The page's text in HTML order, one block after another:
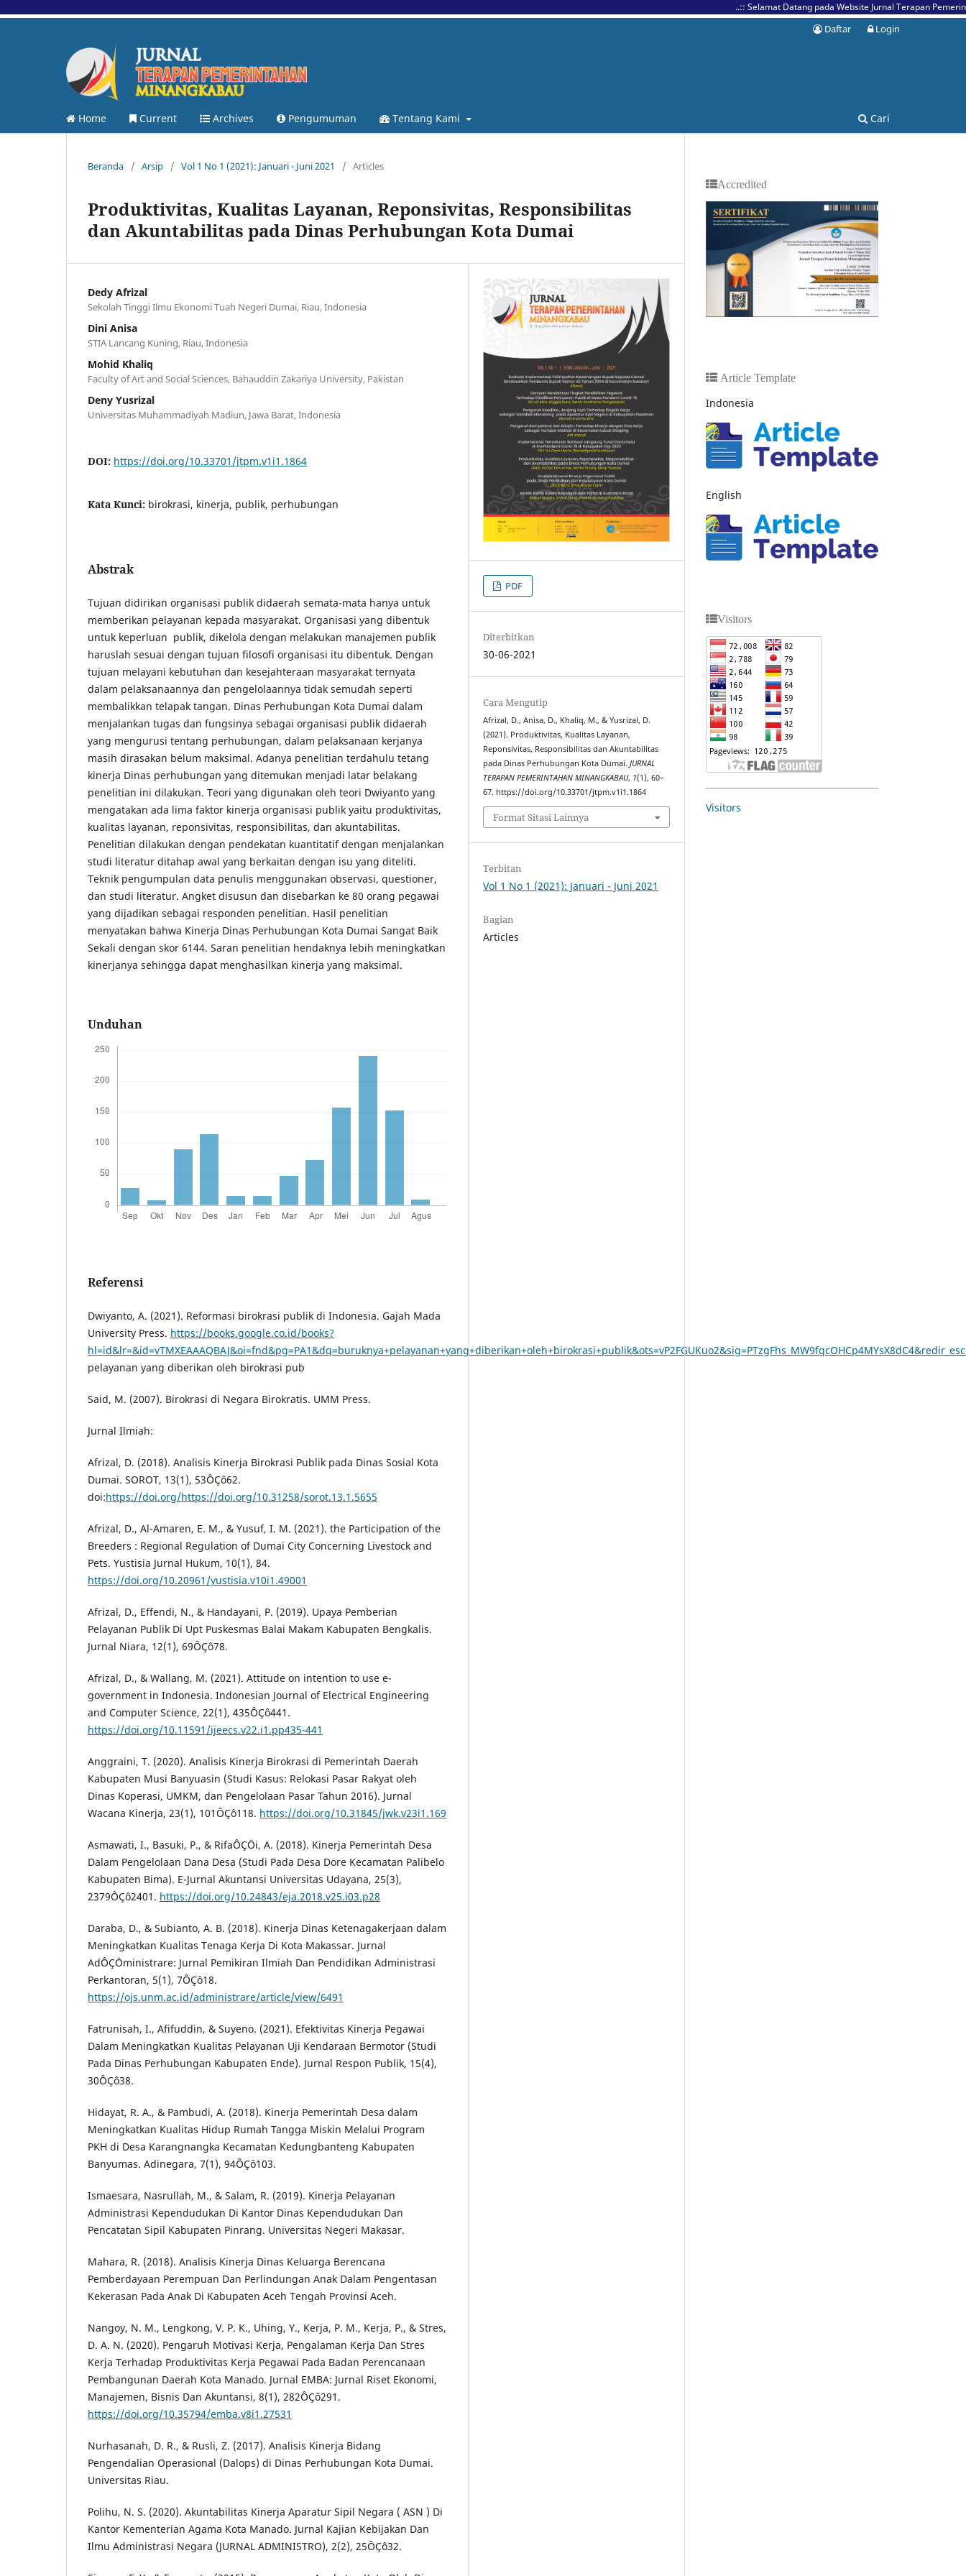
..:: Selamat Datang pada Website Jurnal Terapan
Home Current Archives Pengumuman Tentang Kami Cari
Daftar Login
Beranda / Arsip / Vol 1 No 1 (2021): Januari - Juni 2021 / Articles
Produktivitas, Kualitas Layanan, Reponsivitas, Responsibilitas
dan Akuntabilitas pada Dinas Perhubungan Kota Dumai
Dedy Afrizal
Sekolah Tinggi Ilmu Ekonomi Tuah Negeri Dumai, Riau, Indonesia
Dini Anisa
STIA Lancang Kuning, Riau, Indonesia
Mohid Khaliq
Faculty of Art and Social Sciences, Bahauddin Zakariya University, Pakistan
Deny Yusrizal
Universitas Muhammadiyah Madiun, Jawa Barat, Indonesia
DOI: https://doi.org/10.33701/jtpm.v1i1.1864
Kata Kunci: birokrasi, kinerja, publik, perhubungan
Abstrak
Tujuan didirikan organisasi publik didaerah semata-mata hanya untuk
memberikan pelayanan kepada masyarakat. Organisasi yang dibentuk
untuk keperluan publik, dikelola dengan melakukan manajemen publik
haruslah sesuai dengan tujuan filosofi organisasi itu dibentuk. Dengan
tujuan melayani kebutuhan dan kesejahteraan masyarakat ternyata
dalam pelaksanaannya dan pengelolaannya tidak semudah seperti
membalikkan telapak tangan. Dinas Perhubungan Kota Dumai dalam
menjalankan tugas dan fungsinya sebagai organisasi publik didaerah
yang mengurusi tentang perhubungan, dalam pelaksanaan kerjanya
masih dirasakan belum maksimal. Adanya penelitian terdahulu tetang
kinerja Dinas perhubungan yang ditemukan menjadi latar belakang
penelitian ini dilakukan. Teori yang digunakan oleh teori Dwiyanto yang
mengatakan ada lima faktor kinerja organisasi publik yaitu produktivitas,
kualitas layanan, reponsivitas, responsibilitas, dan akuntabilitas.
Penelitian dilakukan dengan pendekatan kuantitatif dengan menjalankan
studi literatur ditahap awal yang berkaitan dengan isu yang diteliti.
Teknik pengumpulan data penulis menggunakan observasi, questioner,
dan studi literatur. Angket disusun dan disebarkan ke 80 orang pegawai
yang dijadikan sebagai responden penelitian. Hasil penelitian
menyatakan bahwa Kinerja Dinas Perhubungan Kota Dumai Sangat Baik
Sekali dengan skor 6144. Saran penelitian hendaknya lebih meningkatkan
kinerjanya sehingga dapat menghasilkan kinerja yang maksimal.
Unduhan
Referensi
Dwiyanto, A. (2021). Reformasi birokrasi publik di Indonesia. Gajah Mada
University Press. https://books.google.co.id/books?
pelayanan yang diberikan oleh birokrasi pub
Said, M. (2007). Birokrasi di Negara Birokratis. UMM Press.
Jurnal Ilmiah:
Afrizal, D. (2018). Analisis Kinerja Birokrasi Publik pada Dinas Sosial Kota
Dumai. SOROT, 13(1), 53ÔÇô62.
doi:https://doi.org/https://doi.org/10.31258/sorot.13.1.5655
Afrizal, D., Al-Amaren, E. M., & Yusuf, I. M. (2021). the Participation of the
Breeders : Regional Regulation of Dumai City Concerning Livestock and
Pets. Yustisia Jurnal Hukum, 10(1), 84.
https://doi.org/10.20961/yustisia.v10i1.49001
Afrizal, D., Effendi, N., & Handayani, P. (2019). Upaya Pemberian
Pelayanan Publik Di Upt Puskesmas Balai Makam Kabupaten Bengkalis.
Jurnal Niara, 12(1), 69ÔÇô78.
Afrizal, D., & Wallang, M. (2021). Attitude on intention to use e-
government in Indonesia. Indonesian Journal of Electrical Engineering
and Computer Science, 22(1), 435ÔÇô441.
https://doi.org/10.11591/ijeecs.v22.i1.pp435-441
Anggraini, T. (2020). Analisis Kinerja Birokrasi di Pemerintah Daerah
Kabupaten Musi Banyuasin (Studi Kasus: Relokasi Pasar Rakyat oleh
Dinas Koperasi, UMKM, dan Pengelolaan Pasar Tahun 2016). Jurnal
Wacana Kinerja, 23(1), 101ÔÇô118. https://doi.org/10.31845/jwk.v23i1.169
Asmawati, I., Basuki, P., & RifaÔÇÖi, A. (2018). Kinerja Pemerintah Desa
Dalam Pengelolaan Dana Desa (Studi Pada Desa Dore Kecamatan Palibelo
Kabupaten Bima). E-Jurnal Akuntansi Universitas Udayana, 25(3),
2379ÔÇô2401. https://doi.org/10.24843/eja.2018.v25.i03.p28
Daraba, D., & Subianto, A. B. (2018). Kinerja Dinas Ketenagakerjaan dalam
Meningkatkan Kualitas Tenaga Kerja Di Kota Makassar. Jurnal
AdÔÇÖministrare: Jurnal Pemikiran Ilmiah Dan Pendidikan Administrasi
Perkantoran, 5(1), 7ÔÇô18.
https://ojs.unm.ac.id/administrare/article/view/6491
Fatrunisah, I., Afifuddin, & Suyeno. (2021). Efektivitas Kinerja Pegawai
Dalam Meningkatkan Kualitas Pelayanan Uji Kendaraan Bermotor (Studi
Pada Dinas Perhubungan Kabupaten Ende). Jurnal Respon Publik, 15(4),
30ÔÇô38.
Hidayat, R. A., & Pambudi, A. (2018). Kinerja Pemerintah Desa dalam
Meningkatkan Kualitas Hidup Rumah Tangga Miskin Melalui Program
PKH di Desa Karangnangka Kecamatan Kedungbanteng Kabupaten
Banyumas. Adinegara, 7(1), 94ÔÇô103.
Ismaesara, Nasrullah, M., & Salam, R. (2019). Kinerja Pelayanan
Administrasi Kependudukan Di Kantor Dinas Kependudukan Dan
Pencatatan Sipil Kabupaten Pinrang. Universitas Negeri Makasar.
Mahara, R. (2018). Analisis Kinerja Dinas Keluarga Berencana
Pemberdayaan Perempuan Dan Perlindungan Anak Dalam Pengentasan
Kekerasan Pada Anak Di Kabupaten Aceh Tengah Provinsi Aceh.
Nangoy, N. M., Lengkong, V. P. K., Uhing, Y., Kerja, P. M., Kerja, P., & Stres,
D. A. N. (2020). Pengaruh Motivasi Kerja, Pengalaman Kerja Dan Stres
Kerja Terhadap Produktivitas Kerja Pegawai Pada Badan Perencanaan
Pembangunan Daerah Kota Manado. Jurnal EMBA: Jurnal Riset Ekonomi,
Manajemen, Bisnis Dan Akuntansi, 8(1), 282ÔÇô291.
https://doi.org/10.35794/emba.v8i1.27531
Nurhasanah, D. R., & Rusli, Z. (2017). Analisis Kinerja Bidang
Pengendalian Operasional (Dalops) di Dinas Perhubungan Kota Dumai.
Universitas Riau.
Polihu, N. S. (2020). Akuntabilitas Kinerja Aparatur Sipil Negara ( ASN ) Di
Kantor Kementerian Agama Kota Manado. Jurnal Kajian Kebijakan Dan
Ilmu Administrasi Negara (JURNAL ADMINISTRO), 2(2), 25ÔÇô32.
PDF
Diterbitkan
30-06-2021
Cara Mengutip
Afrizal, D., Anisa, D., Khaliq, M., & Yusrizal, D.
(2021). Produktivitas, Kualitas Layanan,
Reponsivitas, Responsibilitas dan Akuntabilitas
pada Dinas Perhubungan Kota Dumai.JURNAL
TERAPAN PEMERINTAHAN MINANGKABAU, 1(1), 60–
67. https://doi.org/10.33701/jtpm.v1i1.1864
Format Sitasi Lainnya
Terbitan
Vol 1 No 1 (2021): Januari - Juni 2021
Bagian
Articles
Accredited
Article Template
Indonesia
English
Visitors
Visitors